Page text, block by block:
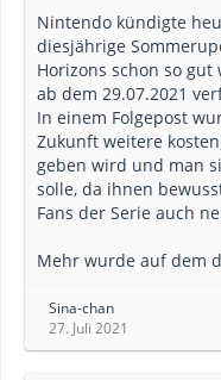
Nintendo kündigte
diesjährige
Horizons schon so
ab dem 29.07.2021
In einem Folgepost
Zukunft weitere
geben wird und man
solle, da ihnen
Fans der Serie auch
Mehr wurde auf dem
Sina-chan
27. Juli 2021